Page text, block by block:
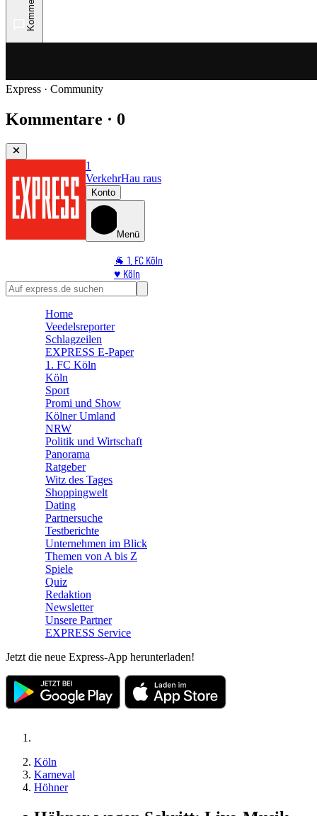
Express · Community
Kommentare · 0
1
VerkehrHau raus
Konto
Menü
🐐 1. FC Köln
♥️ Köln
⭐ Promi
🛒 Shoppingwelt
Home
Veedelsreporter
Schlagzeilen
EXPRESS E-Paper
1. FC Köln
Köln
Sport
Promi und Show
Kölner Umland
NRW
Politik und Wirtschaft
Panorama
Ratgeber
Witz des Tages
Shoppingwelt
Dating
Partnersuche
Testberichte
Unternehmen im Blick
Themen von A bis Z
Spiele
Quiz
Redaktion
Newsletter
Unsere Partner
EXPRESS Service
Jetzt die neue Express-App herunterladen!
Köln
Karneval
Höhner